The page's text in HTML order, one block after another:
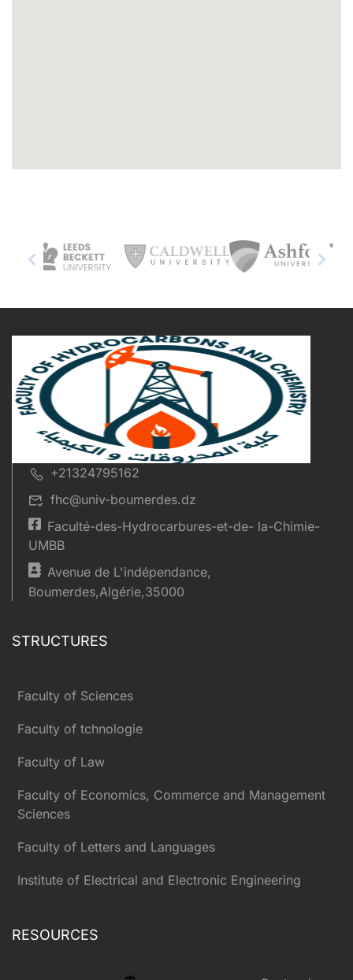
+21324795162
fhc@univ-boumerdes.dz
Faculté-des-Hydrocarbures-et-de- la-Chimie-
UMBB
Avenue de L'indépendance,
Boumerdes,Algérie,35000
STRUCTURES
Faculty of Sciences
Faculty of tchnologie
Faculty of Law
Faculty of Economics, Commerce and Management
Sciences
Faculty of Letters and Languages
Institute of Electrical and Electronic Engineering
RESOURCES